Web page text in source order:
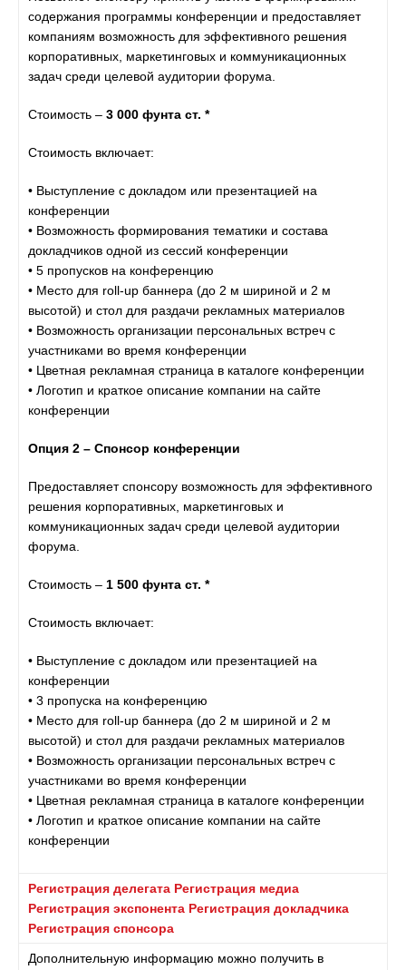
содержания программы конференции и предоставляет
компаниям возможность для эффективного решения
корпоративных, маркетинговых и коммуникационных
задач среди целевой аудитории форума.
Стоимость – 3 000 фунта ст. *
Стоимость включает:
• Выступление с докладом или презентацией на
конференции
• Возможность формирования тематики и состава
докладчиков одной из сессий конференции
• 5 пропусков на конференцию
• Место для roll-up баннера (до 2 м шириной и 2 м
высотой) и стол для раздачи рекламных материалов
• Возможность организации персональных встреч с
участниками во время конференции
• Цветная рекламная страница в каталоге конференции
• Логотип и краткое описание компании на сайте
конференции
Опция 2 – Спонсор конференции
Предоставляет спонсору возможность для эффективного
решения корпоративных, маркетинговых и
коммуникационных задач среди целевой аудитории
форума.
Стоимость – 1 500 фунта ст. *
Стоимость включает:
• Выступление с докладом или презентацией на
конференции
• 3 пропуска на конференцию
• Место для roll-up баннера (до 2 м шириной и 2 м
высотой) и стол для раздачи рекламных материалов
• Возможность организации персональных встреч с
участниками во время конференции
• Цветная рекламная страница в каталоге конференции
• Логотип и краткое описание компании на сайте
конференции
Регистрация делегата Регистрация медиа
Регистрация экспонента Регистрация докладчика
Регистрация спонсора
Дополнительную информацию можно получить в